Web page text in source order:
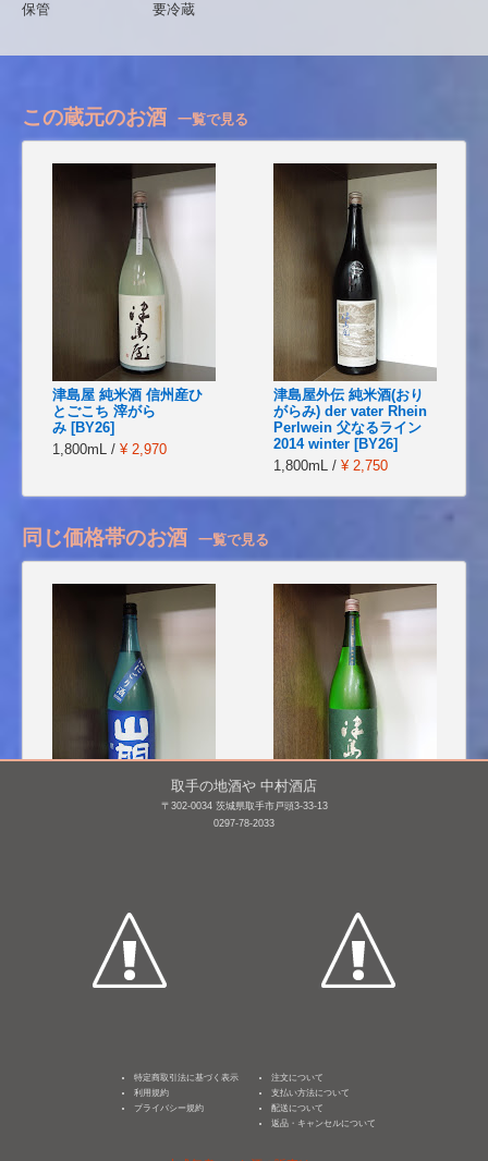
保管
要冷蔵
この蔵元のお酒 一覧で見る
津島屋 純米酒 信州産ひ
とごこち 滓がら
み [BY26]
1,800mL / ¥ 2,970
津島屋外伝 純米酒(おり
がらみ) der vater Rhein
Perlwein 父なるライン
2014 winter [BY26]
1,800mL / ¥ 2,750
同じ価格帯のお酒 一覧で見る
山間 純米吟醸 にごり酒
津島屋 純米酒 契約栽培
山田錦 無濾過生原
取手の地酒や 中村酒店
〒302-0034 茨城県取手市戸頭3-33-13
0297-78-2033
特定商取引法に基づく表示
利用規約
プライバシー規約
注文について
支払い方法について
配送について
返品・キャンセルについて